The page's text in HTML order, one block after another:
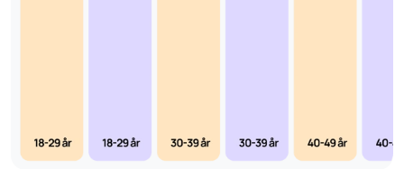
Vissa läkemedel som påverkar blodbildningen